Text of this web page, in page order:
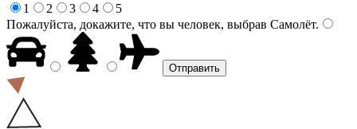
1
2 3 4
5
Пожалуйста, докажите, что вы человек, выбрав Самолёт.